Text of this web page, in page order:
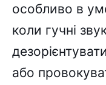
особливо в
коли гучні
або